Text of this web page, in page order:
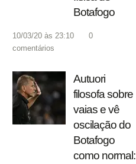
Botafogo
10/03/20 às 23:10
0
comentários
Autuori
filosofa sobre
vaias e vê
oscilação do
Botafogo
como normal: